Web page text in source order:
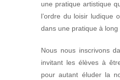
une pratique artistique
l’ordre du loisir ludique
dans une pratique à long
Nous nous inscrivons
invitant les élèves à
pour autant éluder la